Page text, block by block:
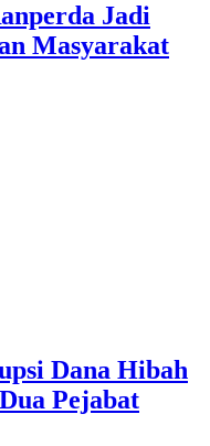
Jadi
Masyarakat
Dana Hibah
Pejabat